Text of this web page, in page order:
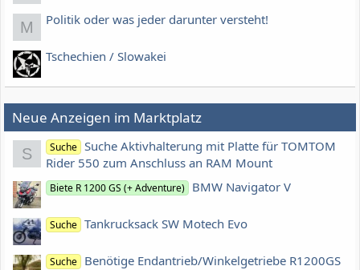
M Politik oder was jeder darunter versteht!
Tschechien / Slowakei
Neue Anzeigen im Marktplatz
S Suche Suche Aktivhalterung mit Platte für TOMTOM
Rider 550 zum Anschluss an RAM Mount
Biete R 1200 GS (+ Adventure) BMW Navigator V
Suche Tankrucksack SW Motech Evo
Suche Benötige Endantrieb/Winkelgetriebe R1200GS